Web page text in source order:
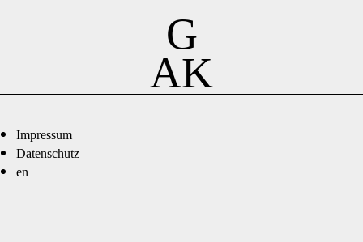
G
AK
Impressum
Datenschutz
en